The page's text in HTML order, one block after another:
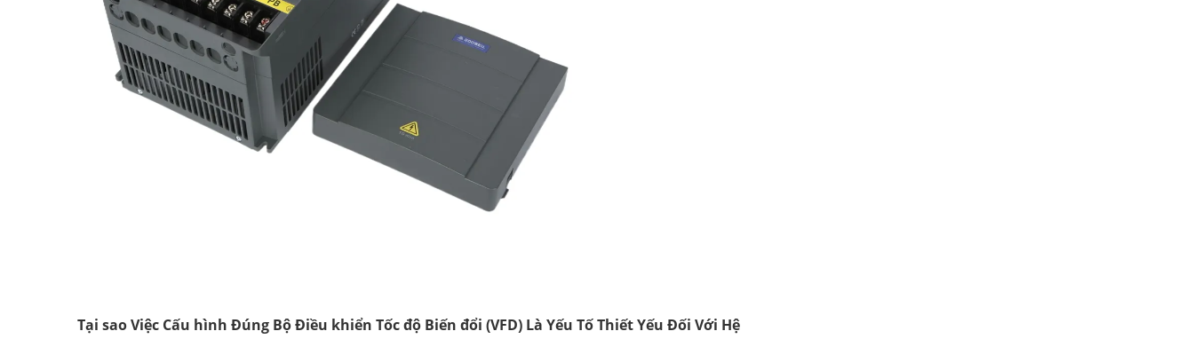
Tại sao Việc Cấu hình Đúng Bộ Điều khiển Tốc độ Biến đổi (VFD) Là Yếu Tố Thiết Yếu Đối Với Hệ